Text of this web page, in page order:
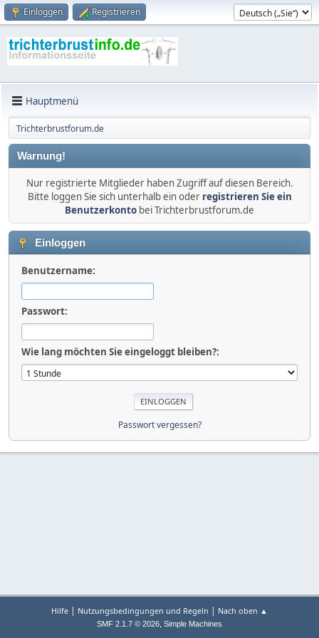
Einloggen Registrieren
Hauptmenü
Trichterbrustforum.de
Warnung!
Nur registrierte Mitglieder haben Zugriff auf diesen Bereich.
Bitte loggen Sie sich unterhalb ein oder registrieren Sie ein
Benutzerkonto bei Trichterbrustforum.de
Einloggen
Benutzername:
Passwort:
Wie lang möchten Sie eingeloggt bleiben?:
Passwort vergessen?
Hilfe | Nutzungsbedingungen und Regeln | Nach oben ▲
SMF 2.1.7 © 2026, Simple Machines